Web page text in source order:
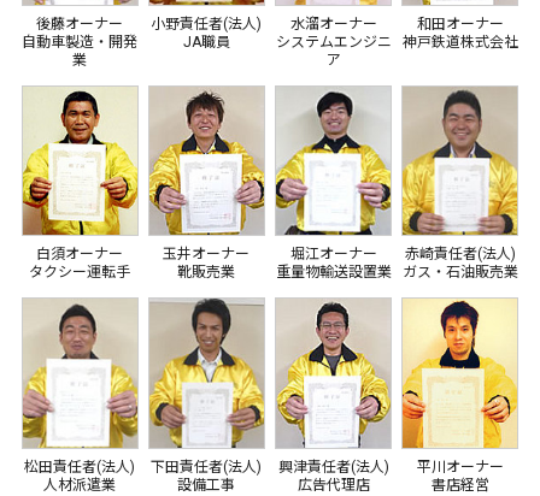
後藤オーナー
自動車製造・開発
業
小野責任者(法人)
JA職員
水溜オーナー
システムエンジニ
ア
和田オーナー
神戸鉄道株式会社
白須オーナー
タクシー運転手
玉井オーナー
靴販売業
堀江オーナー
重量物輸送設置業
赤崎責任者(法人)
ガス・石油販売業
松田責任者(法人)
人材派遣業
下田責任者(法人)
設備工事
興津責任者(法人)
広告代理店
平川オーナー
書店経営